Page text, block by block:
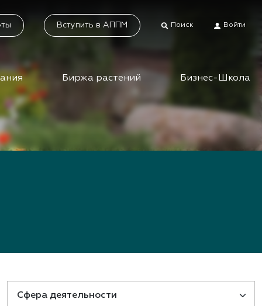
Вступить в АППМ Поиск Войти
Биржа растений Бизнес-Школа
растений
Каталог растений
Система добровольной